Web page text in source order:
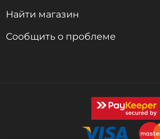
Найти магазин
Сообщить о проблеме